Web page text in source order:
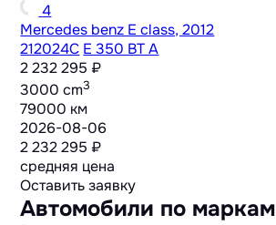
4
Mercedes benz E class, 2012
212024C E 350 BT A
2 232 295 ₽
3000 cm3
79000 км
2026-08-06
2 232 295 ₽
средняя цена
Оставить заявку
Автомобили по маркам